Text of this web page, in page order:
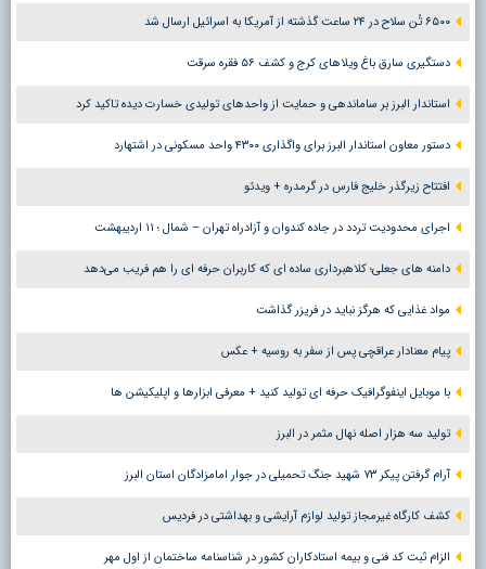
۶۵۰۰ تُن سلاح در ۲۴ ساعت گذشته از آمریکا به اسرائیل ارسال شد
دستگیری سارق باغ ویلاهای کرج و کشف ۵۶ فقره سرقت
استاندار البرز بر ساماندهی و حمایت از واحدهای تولیدی خسارت دیده تاکید کرد
دستور معاون استاندار البرز برای واگذاری ۴۳۰۰ واحد مسکونی در اشتهارد
افتتاح زیرگذر خلیج فارس در گرمدره + ویدئو
اجرای محدودیت تردد در جاده کندوان و آزادراه تهران – شمال ؛ ١١ اردیبهشت
دامنه های جعلی؛ کلاهبرداری ساده ای که کاربران حرفه ای را هم فریب می‌دهد
مواد غذایی که هرگز نباید در فریزر گذاشت
پیام معنادار عراقچی پس از سفر به روسیه + عکس
با موبایل اینفوگرافیک حرفه ای تولید کنید + معرفی ابزارها و اپلیکیشن ها
تولید سه هزار اصله نهال مثمر در البرز
آرام گرفتن پیکر ۷۳ شهید جنگ تحمیلی در جوار امامزادگان استان البرز
کشف کارگاه غیرمجاز تولید لوازم آرایشی و بهداشتی در فردیس
الزام ثبت کد فنی و بیمه استادکاران کشور در شناسنامه ساختمان از اول مهر